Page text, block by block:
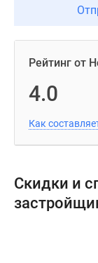
Рейтинг от
4.0
Как
Скидки и